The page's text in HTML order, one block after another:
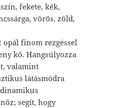
fekete, kék,
vörös, zöld,
opál finom rezgéssel
kő. Hangsúlyozza
valamint
látásmódra
segít, hogy